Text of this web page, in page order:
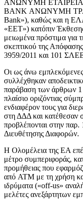
ΑΝΩΝΥΜΗ ΕΤΑΙΡΕΙΑ»
BANK ΑΝΩΝΥΜΗ
Bank»), καθώς και η
«ΕΕΤ») κατόπιν
μειωμένα πρόστιμα για
σκεπτικού της
3959/2011 και 101
Οι ως άνω εμπλεκόμενες
συλλέχθηκαν
παράβαση των άρθρων
πλαίσιο οριζόντιας
ενδιαφέρον τους για
στη ΔΔΔ και κατέθεσαν
προβλέπονται στην παρ.
Διευθέτησης Διαφορών.
Η Ολομέλεια της ΕΑ
μέτρο συμπεριφοράς,
προμήθειας που
από ATM με τη χρήση
ιδρύματα («off-us»
μελέτες ανεξάρτητων